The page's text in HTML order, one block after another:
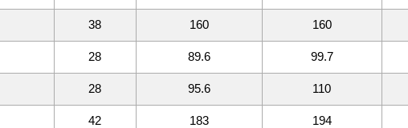
38 160 160
28 89.6 99.7
28 95.6 110
42 183 194